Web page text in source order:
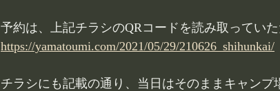
予約は、上記チラシのQRコードを読み取ってい
https://yamatoumi.com/2021/05/29/210626_shihunkai/
チラシにも記載の通り、当日はそのままキャン